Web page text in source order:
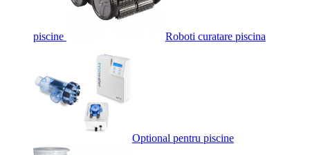
piscine Roboti curatare piscina
Optional pentru piscine